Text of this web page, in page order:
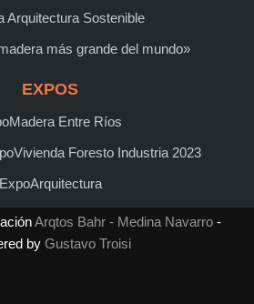
Arquitectura Sostenible
más grande del mundo»
EXPOS
Entre Ríos
Foresto Industria 2023
ExpoArquitectura
Arqtos Bahr - Medina Navarro-
by Gustavo Troisi